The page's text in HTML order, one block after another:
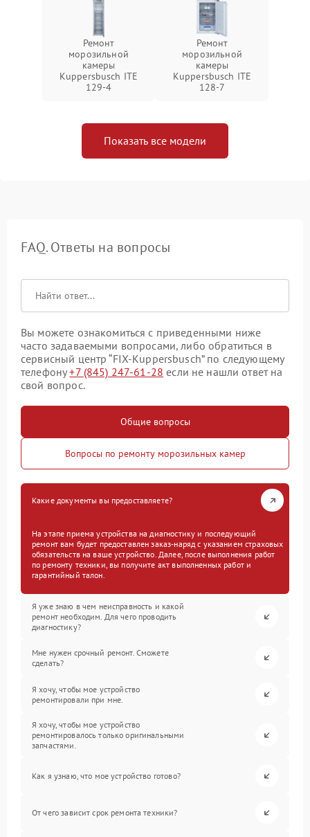
Ремонт
морозильной
камеры
Kuppersbusch ITE
129-4
Ремонт
морозильной
камеры
Kuppersbusch ITE
128-7
Показать все модели
FAQ. Ответы на вопросы
Вы можете ознакомиться с приведенными ниже
часто задаваемыми вопросами, либо обратиться в
сервисный центр “FIX-Kuppersbusch” по следующему
телефону+7 (845) 247-61-28 если не нашли ответ на
свой вопрос.
Общие вопросы
Вопросы по ремонту морозильных камер
Какие документы вы предоставляете?
На этапе приема устройства на диагностику и последующий
ремонт вам будет предоставлен заказ-наряд с указанием страховых
обязательств на ваше устройство. Далее, после выполнения работ
по ремонту техники, вы получите акт выполненных работ и
гарантийный талон.
Я уже знаю в чем неисправность и какой
ремонт необходим. Для чего проводить
диагностику?
Мне нужен срочный ремонт. Сможете
сделать?
Я хочу, чтобы мое устройство
ремонтировали при мне.
Я хочу, чтобы мое устройство
ремонтировалось только оригинальными
запчастями.
Как я узнаю, что мое устройство готово?
От чего зависит срок ремонта техники?